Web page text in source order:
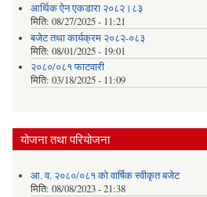
आर्थिक ऐन एकडारा २०८२।८३
मिति: 08/27/2025 - 11:21
बजेट तथा कार्यक्रम २०८२-०८३
मिति: 08/01/2025 - 19:01
२०८०/०८१ फाटवारी
मिति: 03/18/2025 - 11:09
योजना तथा परियोजना
आ. व. २०८०/०८१ को वार्षिक स्वीकृत बजेट
मिति: 08/08/2023 - 21:38